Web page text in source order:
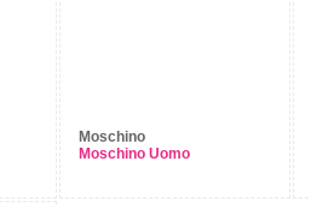
Moschino
Moschino Uomo